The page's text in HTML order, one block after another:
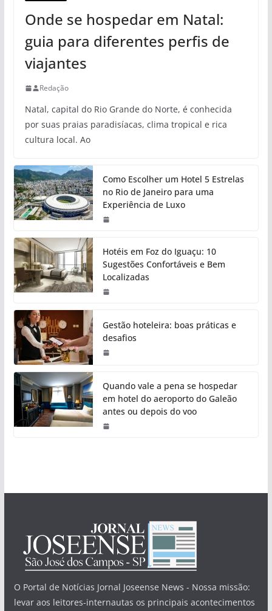
Onde se hospedar em Natal:
guia para diferentes perfis de
viajantes
Redação
Natal, capital do Rio Grande do Norte, é conhecida
por suas praias paradisíacas, clima tropical e rica
cultura local. Ao
Como Escolher um Hotel 5 Estrelas
no Rio de Janeiro para uma
Experiência de Luxo
Hotéis em Foz do Iguaçu: 10
Sugestões Confortáveis e Bem
Localizadas
Gestão hoteleira: boas práticas e
desafios
Quando vale a pena se hospedar
em hotel do aeroporto do Galeão
antes ou depois do voo
O Portal de Notícias Jornal Joseense News - Nossa missão:
levar aos leitores-internautas os principais acontecimentos